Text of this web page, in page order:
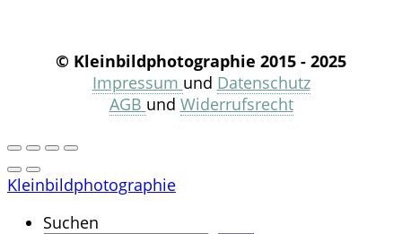
© Kleinbildphotographie 2015 - 2025
Impressum und Datenschutz
AGB und Widerrufsrecht
Kleinbildphotographie
Suchen